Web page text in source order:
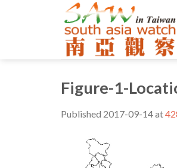
Figure-1-
Published 2017-09-14at